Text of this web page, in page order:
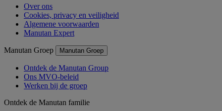
Over ons
Cookies, privacy en veiligheid
Algemene voorwaarden
Manutan Expert
Manutan Groep Manutan Groep
Ontdek de Manutan Group
Ons MVO-beleid
Werken bij de groep
Ontdek de Manutan familie